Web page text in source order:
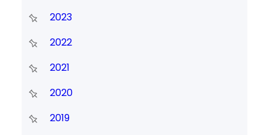
2023
2022
2021
2020
2019